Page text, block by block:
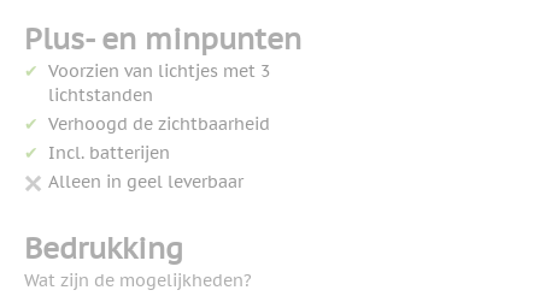
Plus- en minpunten
Voorzien van lichtjes met 3
lichtstanden
Verhoogd de zichtbaarheid
Incl. batterijen
Alleen in geel leverbaar
Bedrukking
Wat zijn de mogelijkheden?